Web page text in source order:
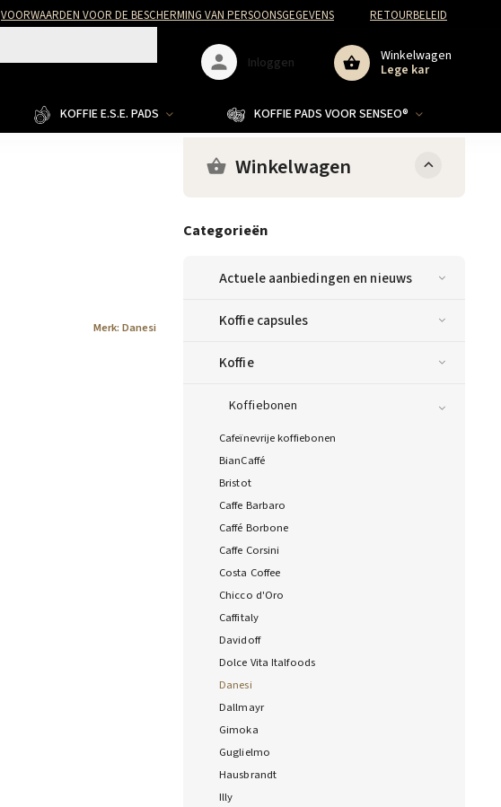
VOORWAARDEN VOOR DE BESCHERMING VAN PERSOONSGEGEVENS RETOURBELEID
Winkelwagen
Lege kar
Inloggen
KOFFIE E.S.E. PADS KOFFIE PADS VOOR SENSEO®
Winkelwagen
Categorieën
Actuele aanbiedingen en nieuws
Koffie capsules
Koffie
Koffiebonen
Cafeïnevrije koffiebonen
BianCaffé
Bristot
Caffe Barbaro
Caffé Borbone
Caffe Corsini
Costa Coffee
Chicco d'Oro
Caffitaly
Davidoff
Dolce Vita Italfoods
Danesi
Dallmayr
Gimoka
Guglielmo
Hausbrandt
Illy
Merk: Danesi